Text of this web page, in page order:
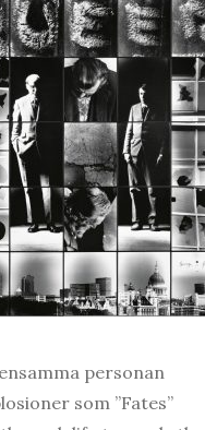
personan
som ”Fates”